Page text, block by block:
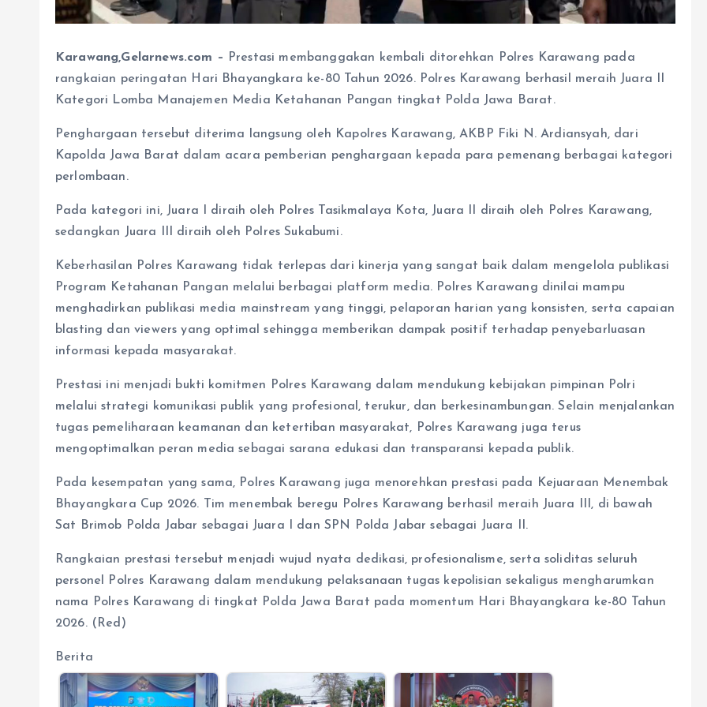
Karawang,Gelarnews.com –
Prestasi membanggakan kembali ditorehkan Polres Karawang pada
rangkaian peringatan Hari Bhayangkara ke-80 Tahun 2026. Polres Karawang berhasil meraih Juara II
Kategori Lomba Manajemen Media Ketahanan Pangan tingkat Polda Jawa Barat.
Penghargaan tersebut diterima langsung oleh Kapolres Karawang, AKBP Fiki N. Ardiansyah, dari
Kapolda Jawa Barat dalam acara pemberian penghargaan kepada para pemenang berbagai kategori
perlombaan.
Pada kategori ini, Juara I diraih oleh Polres Tasikmalaya Kota, Juara II diraih oleh Polres Karawang,
sedangkan Juara III diraih oleh Polres Sukabumi.
Keberhasilan Polres Karawang tidak terlepas dari kinerja yang sangat baik dalam mengelola publikasi
Program Ketahanan Pangan melalui berbagai platform media. Polres Karawang dinilai mampu
menghadirkan publikasi media mainstream yang tinggi, pelaporan harian yang konsisten, serta capaian
blasting dan viewers yang optimal sehingga memberikan dampak positif terhadap penyebarluasan
informasi kepada masyarakat.
Prestasi ini menjadi bukti komitmen Polres Karawang dalam mendukung kebijakan pimpinan Polri
melalui strategi komunikasi publik yang profesional, terukur, dan berkesinambungan. Selain menjalankan
tugas pemeliharaan keamanan dan ketertiban masyarakat, Polres Karawang juga terus
mengoptimalkan peran media sebagai sarana edukasi dan transparansi kepada publik.
Pada kesempatan yang sama, Polres Karawang juga menorehkan prestasi pada Kejuaraan Menembak
Bhayangkara Cup 2026. Tim menembak beregu Polres Karawang berhasil meraih Juara III, di bawah
Sat Brimob Polda Jabar sebagai Juara I dan SPN Polda Jabar sebagai Juara II.
Rangkaian prestasi tersebut menjadi wujud nyata dedikasi, profesionalisme, serta soliditas seluruh
personel Polres Karawang dalam mendukung pelaksanaan tugas kepolisian sekaligus mengharumkan
nama Polres Karawang di tingkat Polda Jawa Barat pada momentum Hari Bhayangkara ke-80 Tahun
2026. (Red)
Berita